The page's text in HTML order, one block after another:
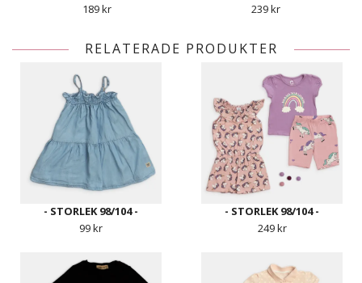
189 kr 239 kr
RELATERADE PRODUKTER
- STORLEK 98/104 -
99 kr
- STORLEK 98/104 -
249 kr